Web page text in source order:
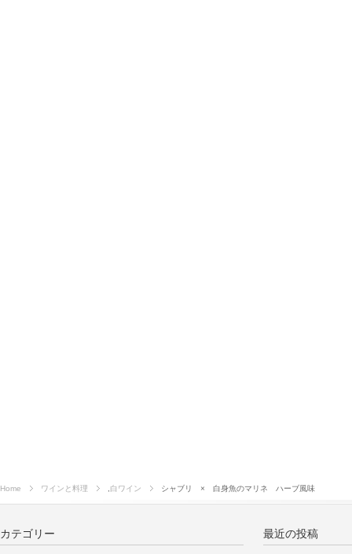
Home ワインと料理 白ワイン シャブリ × 白身魚のマリネ ハーブ風味
カテゴリー 最近の投稿